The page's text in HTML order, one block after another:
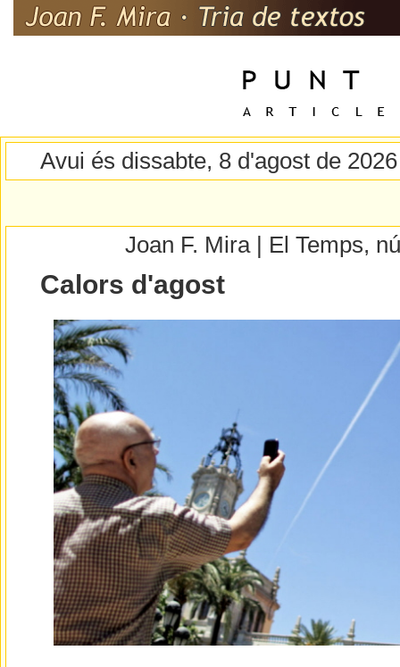
Avui és dissabte, 8 d'agost de 2026
Joan F. Mira | El Temps,
Calors d'agost